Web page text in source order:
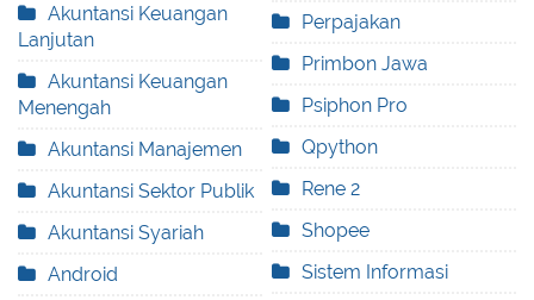
Akuntansi Keuangan
Lanjutan
Akuntansi Keuangan
Menengah
Akuntansi Manajemen
Akuntansi Sektor Publik
Akuntansi Syariah
Android
Perpajakan
Primbon Jawa
Psiphon Pro
Qpython
Rene 2
Shopee
Sistem Informasi